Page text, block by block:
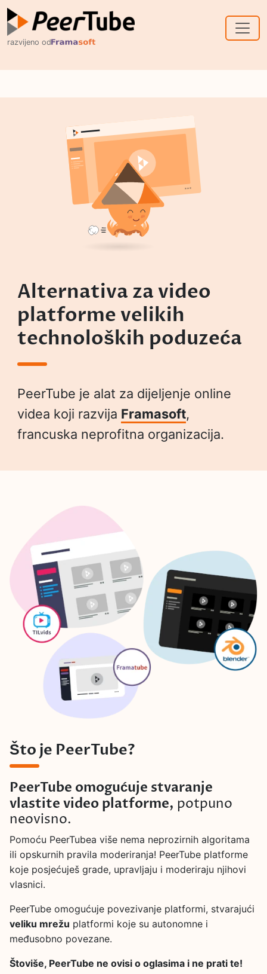
razvijeno od
Alternativa za video
platforme velikih
technoloških poduzeća
PeerTube je alat za dijeljenje online
videa koji razvija Framasoft,
francuska neprofitna organizacija.
Što je PeerTube?
PeerTube omogućuje stvaranje
vlastite video platforme, potpuno
neovisno.
Pomoću PeerTubea više nema neprozirnih algoritama
ili opskurnih pravila moderiranja! PeerTube platforme
koje posjećuješ grade, upravljaju i moderiraju njihovi
vlasnici.
PeerTube omogućuje povezivanje platformi, stvarajući
veliku mrežu platformi koje su autonomne i
međusobno povezane.
Štoviše, PeerTube ne ovisi o oglasima i ne prati te!